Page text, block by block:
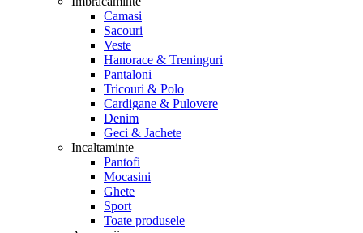
Camasi
Sacouri
Veste
Hanorace & Treninguri
Pantaloni
Tricouri & Polo
Cardigane & Pulovere
Denim
Geci & Jachete
Incaltaminte
Pantofi
Mocasini
Ghete
Sport
Toate produsele